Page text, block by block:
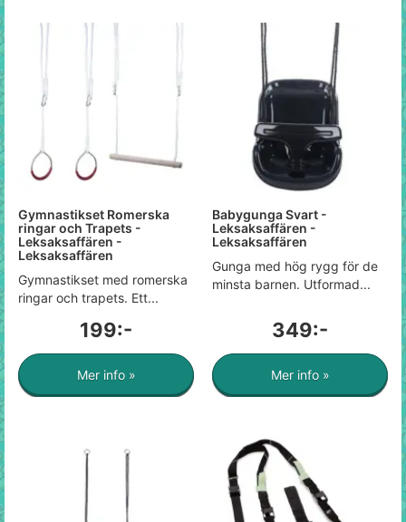
Gymnastikset Romerska
ringar och Trapets -
Leksaksaffären -
Leksaksaffären
Gymnastikset med romerska
ringar och trapets. Ett...
199:-
Mer info »
Babygunga Svart -
Leksaksaffären -
Leksaksaffären
Gunga med hög rygg för de
minsta barnen. Utformad...
349:-
Mer info »